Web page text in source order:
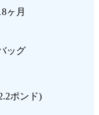
ヶ月
ッグ
ポンド)